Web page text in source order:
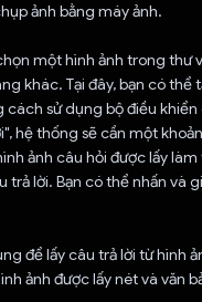
ảnh bằng máy ảnh.
một hình ảnh trong thư
khác. Tại đây, bạn có thể
sử dụng bộ điều khiển
hệ thống sẽ cần một
ảnh câu hỏi được lấy
trả lời. Bạn có thể nhấn và
để lấy câu trả lời từ hình
ảnh được lấy nét và văn